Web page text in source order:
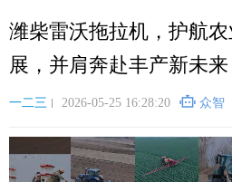
转
主
内
潍柴雷沃拖拉机，护航
展，并肩奔赴丰产新未来
一二三 2026-05-25 16:28:20 众智